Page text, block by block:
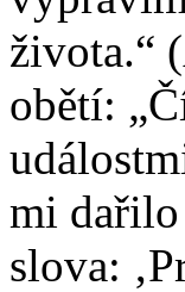
života.“
obětí:
mi
slova: